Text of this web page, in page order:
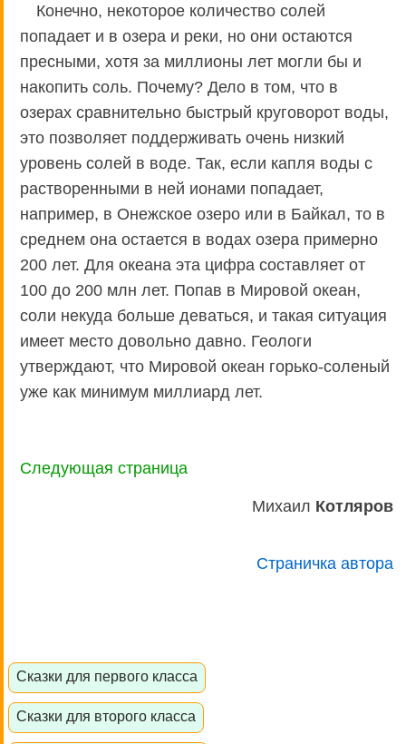
Конечно, некоторое количество солей
попадает и в озера и реки, но они остаются
пресными, хотя за миллионы лет могли бы и
накопить соль. Почему? Дело в том, что в
озерах сравнительно быстрый круговорот воды,
это позволяет поддерживать очень низкий
уровень солей в воде. Так, если капля воды с
растворенными в ней ионами попадает,
например, в Онежское озеро или в Байкал, то в
среднем она остается в водах озера примерно
200 лет. Для океана эта цифра составляет от
100 до 200 млн лет. Попав в Мировой океан,
соли некуда больше деваться, и такая ситуация
имеет место довольно давно. Геологи
утверждают, что Мировой океан горько-соленый
уже как минимум миллиард лет.
Следующая страница
Михаил Котляров
Страничка автора
Сказки для первого класса
Сказки для второго класса